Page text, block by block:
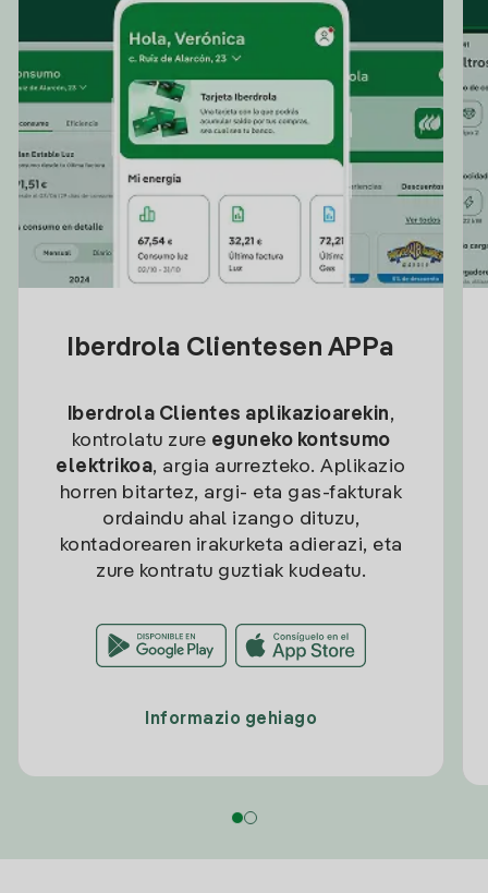
Iberdrola Clientesen APPa
Iberdrola Clientes aplikazioarekin,
kontrolatu zure eguneko kontsumo
elektrikoa, argia aurrezteko. Aplikazio
horren bitartez, argi- eta gas-fakturak
ordaindu ahal izango dituzu,
kontadorearen irakurketa adierazi, eta
zure kontratu guztiak kudeatu.
Informazio gehiago